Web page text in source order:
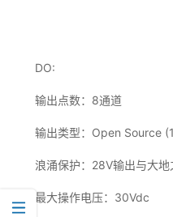
DO:
输出点数：8通道
输出类型：Open Source
浪涌保护：28V输出与大地
最大操作电压：30Vdc